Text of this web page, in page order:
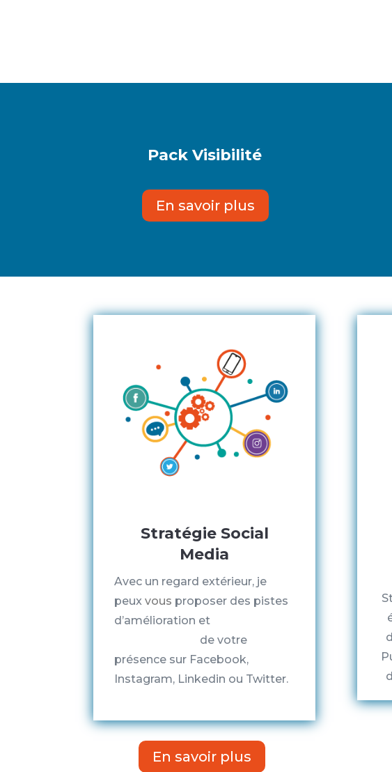
Pack Visibilité
En savoir plus
Stratégie Social
Media
Avec un regard extérieur, je
peuxvous proposer des pistes
d’amélioration et
de votre
présence sur Facebook,
Instagram, Linkedin ou Twitter.
En savoir plus